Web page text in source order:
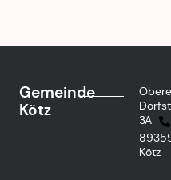
Gemeinde
Kötz
Obere
3A
Kötz